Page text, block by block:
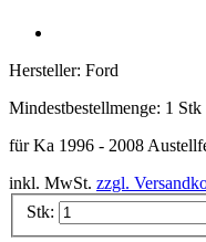
Hersteller: Ford
Mindestbestellmenge: 1 Stk
für Ka 1996 - 2008
inkl. MwSt. zzgl.
Stk: